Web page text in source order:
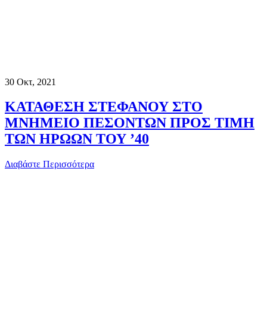
30 Οκτ, 2021
ΚΑΤΑΘΕΣΗ ΣΤΕΦΑΝΟΥ ΣΤΟ
ΜΝΗΜΕΙΟ ΠΕΣΟΝΤΩΝ ΠΡΟΣ ΤΙΜΗ
ΤΩΝ ΗΡΩΩΝ ΤΟΥ ’40
Διαβάστε Περισσότερα